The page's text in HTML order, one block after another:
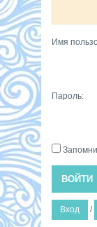
Имя
Пароль:
ВОЙТИ
Вход /